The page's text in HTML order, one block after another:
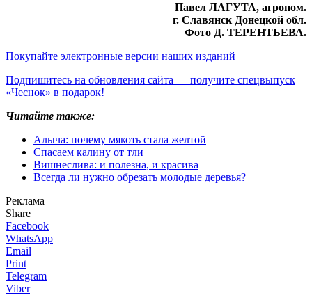
Павел ЛАГУТА, агроном.
г. Славянск Донецкой обл.
Фото Д. ТЕРЕНТЬЕВА.
Покупайте электронные версии наших изданий
Подпишитесь на обновления сайта — получите спецвыпуск
«Чеснок» в подарок!
Читайте также:
Алыча: почему мякоть стала желтой
Спасаем калину от тли
Вишнеслива: и полезна, и красива
Всегда ли нужно обрезать молодые деревья?
Реклама
Share
Facebook
WhatsApp
Email
Print
Telegram
Viber